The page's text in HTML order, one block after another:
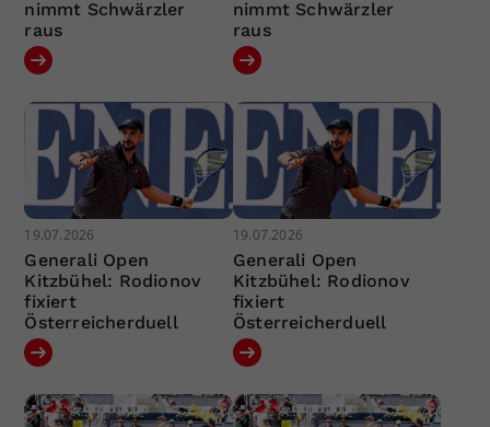
nimmt Schwärzler
raus
nimmt Schwärzler
raus
19.07.2026
Generali Open
Kitzbühel: Rodionov
fixiert
Österreicherduell
19.07.2026
Generali Open
Kitzbühel: Rodionov
fixiert
Österreicherduell